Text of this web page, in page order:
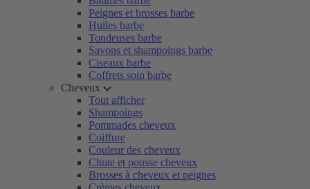
Peignes et brosses barbe
Huiles barbe
Tondeuses barbe
Savons et shampoings barbe
Ciseaux barbe
Coffrets soin barbe
Cheveux
Tout afficher
Shampoings
Pommades cheveux
Coiffure
Couleur des cheveux
Chute et pousse cheveux
Brosses à cheveux et peignes